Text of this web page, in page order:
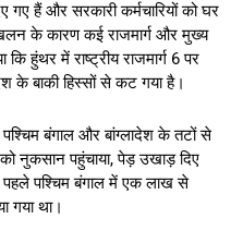
हैं और सरकारी कर्मचारियों को घर
के कारण कई राजमार्ग और मुख्य
हुंथर में राष्ट्रीय राजमार्ग 6 पर
बाकी हिस्सों से कट गया है।
पश्चिम बंगाल और बांग्लादेश के तटों से
नुकसान पहुंचाया, पेड़ उखाड़ दिए
पश्चिम बंगाल में एक लाख से
गया था।